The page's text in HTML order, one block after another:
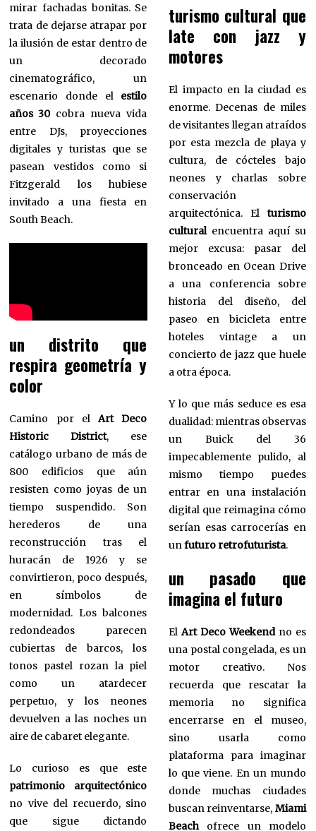
mirar fachadas bonitas. Se
trata de dejarse atrapar por
la ilusión de estar dentro de
un decorado
cinematográfico, un
escenario donde el estilo
años 30cobra nueva vida
entre DJs, proyecciones
digitales y turistas que se
pasean vestidos como si
Fitzgerald los hubiese
invitado a una fiesta en
South Beach.
un distrito que
respira geometría y
color
Camino por elArt Deco
Historic District, ese
catálogo urbano de más de
800 edificios que aún
resisten como joyas de un
tiempo suspendido. Son
herederos de una
reconstrucción tras el
huracán de 1926 y se
convirtieron, poco después,
en símbolos de
modernidad. Los balcones
redondeados parecen
cubiertas de barcos, los
tonos pastel rozan la piel
como un atardecer
perpetuo, y los neones
devuelven a las noches un
aire de cabaret elegante.
Lo curioso es que este
patrimonio arquitectónico
no vive del recuerdo, sino
que sigue dictando
turismo cultural que
late con jazz y
motores
El impacto en la ciudad es
enorme. Decenas de miles
de visitantes llegan atraídos
por esta mezcla de playa y
cultura, de cócteles bajo
neones y charlas sobre
conservación
arquitectónica. El turismo
culturalencuentra aquí su
mejor excusa: pasar del
bronceado en Ocean Drive
a una conferencia sobre
historia del diseño, del
paseo en bicicleta entre
hoteles vintage a un
concierto de jazz que huele
a otra época.
Y lo que más seduce es esa
dualidad: mientras observas
un Buick del 36
impecablemente pulido, al
mismo tiempo puedes
entrar en una instalación
digital que reimagina cómo
serían esas carrocerías en
unfuturo retrofuturista.
un pasado que
imagina el futuro
ElArt Deco Weekendno es
una postal congelada, es un
motor creativo. Nos
recuerda que rescatar la
memoria no significa
encerrarse en el museo,
sino usarla como
plataforma para imaginar
lo que viene. En un mundo
donde muchas ciudades
buscan reinventarse, Miami
Beachofrece un modelo